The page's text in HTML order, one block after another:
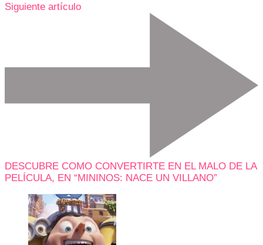
Siguiente artículo
DESCUBRE COMO CONVERTIRTE EN EL MALO DE LA
PELÍCULA, EN “MININOS: NACE UN VILLANO”